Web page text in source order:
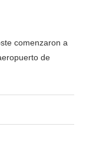
comenzaron a
de